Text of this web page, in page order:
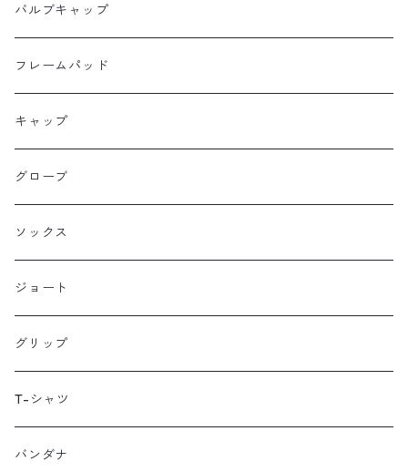
Ellum Bag Works
Farewell
Farther Bag Co
HANDUP
HMPL
Loophole Bags
Lords Luggage
LUGS NOT DRUGS
MECHANIX WEAR
リアトップチューブバッグ
サドルバッグ
バルブキャップ
フレームパッド
キャップ
グローブ
ソックス
ジョート
グリップ
T-シャツ
バンダナ